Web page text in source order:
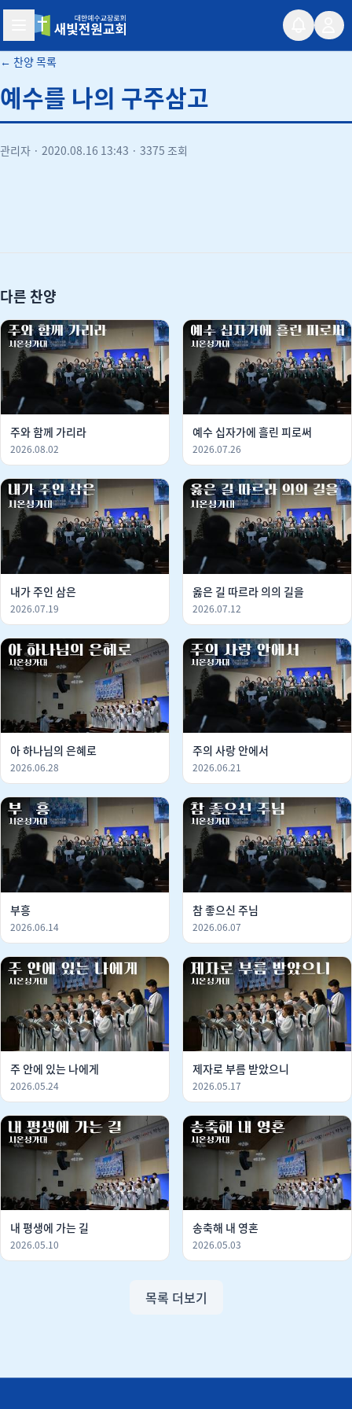
새빛전원교회
← 찬양 목록
예수를 나의 구주삼고
관리자 · 2020.08.16 13:43 · 3375 조회
다른 찬양
주와 함께 가리라
2026.08.02
예수 십자가에 흘린 피로써
2026.07.26
내가 주인 삼은
2026.07.19
옳은 길 따르라 의의 길을
2026.07.12
아 하나님의 은혜로
2026.06.28
주의 사랑 안에서
2026.06.21
부흥
2026.06.14
참 좋으신 주님
2026.06.07
주 안에 있는 나에게
2026.05.24
제자로 부름 받았으니
2026.05.17
내 평생에 가는 길
2026.05.10
송축해 내 영혼
2026.05.03
목록 더보기